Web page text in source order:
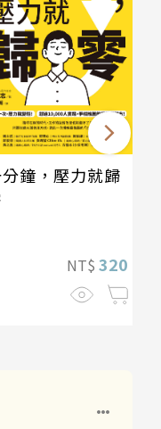
鐘，壓力就歸
NT$ 320